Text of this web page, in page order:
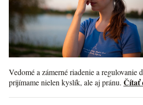
Vedomé a zámerné riadenie a regulovanie
prijímame nielen kyslík, ale aj pránu. Čítať